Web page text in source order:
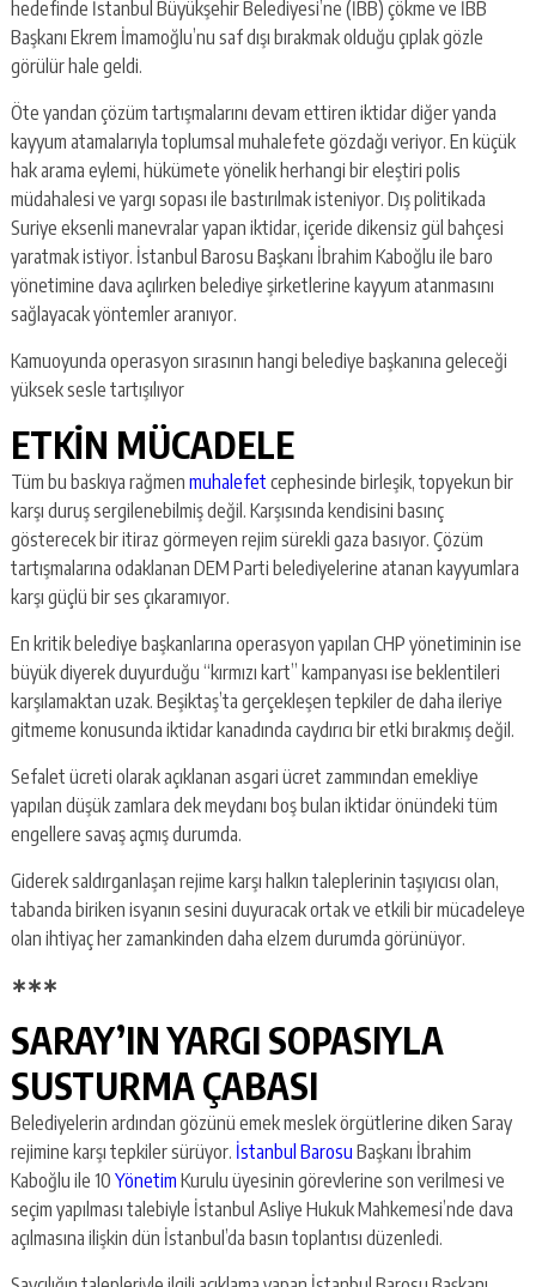
hedefinde İstanbul Büyükşehir Belediyesi’ne (İBB) çökme ve İBB
Başkanı Ekrem İmamoğlu’nu saf dışı bırakmak olduğu çıplak gözle
görülür hale geldi.
Öte yandan çözüm tartışmalarını devam ettiren iktidar diğer yanda
kayyum atamalarıyla toplumsal muhalefete gözdağı veriyor. En küçük
hak arama eylemi, hükümete yönelik herhangi bir eleştiri polis
müdahalesi ve yargı sopası ile bastırılmak isteniyor. Dış politikada
Suriye eksenli manevralar yapan iktidar, içeride dikensiz gül bahçesi
yaratmak istiyor. İstanbul Barosu Başkanı İbrahim Kaboğlu ile baro
yönetimine dava açılırken belediye şirketlerine kayyum atanmasını
sağlayacak yöntemler aranıyor.
Kamuoyunda operasyon sırasının hangi belediye başkanına geleceği
yüksek sesle tartışılıyor
ETKİN MÜCADELE
Tüm bu baskıya rağmen muhalefet cephesinde birleşik, topyekun bir
karşı duruş sergilenebilmiş değil. Karşısında kendisini basınç
gösterecek bir itiraz görmeyen rejim sürekli gaza basıyor. Çözüm
tartışmalarına odaklanan DEM Parti belediyelerine atanan kayyumlara
karşı güçlü bir ses çıkaramıyor.
En kritik belediye başkanlarına operasyon yapılan CHP yönetiminin ise
büyük diyerek duyurduğu “kırmızı kart” kampanyası ise beklentileri
karşılamaktan uzak. Beşiktaş’ta gerçekleşen tepkiler de daha ileriye
gitmeme konusunda iktidar kanadında caydırıcı bir etki bırakmış değil.
Sefalet ücreti olarak açıklanan asgari ücret zammından emekliye
yapılan düşük zamlara dek meydanı boş bulan iktidar önündeki tüm
engellere savaş açmış durumda.
Giderek saldırganlaşan rejime karşı halkın taleplerinin taşıyıcısı olan,
tabanda biriken isyanın sesini duyuracak ortak ve etkili bir mücadeleye
olan ihtiyaç her zamankinden daha elzem durumda görünüyor.
∗∗∗
SARAY’IN YARGI SOPASIYLA
SUSTURMA ÇABASI
Belediyelerin ardından gözünü emek meslek örgütlerine diken Saray
rejimine karşı tepkiler sürüyor. İstanbul Barosu Başkanı İbrahim
Kaboğlu ile 10 Yönetim Kurulu üyesinin görevlerine son verilmesi ve
seçim yapılması talebiyle İstanbul Asliye Hukuk Mahkemesi’nde dava
açılmasına ilişkin dün İstanbul’da basın toplantısı düzenledi.